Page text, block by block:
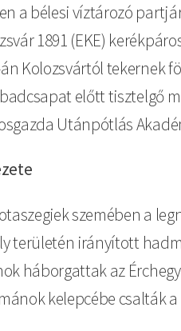
a bélesi víztározó
1891 (EKE)
Kolozsvártól tekernek
előtt tisztelgő
Utánpótlás
szemében a
területén irányított
háborgattak az
kelepcébe csalták